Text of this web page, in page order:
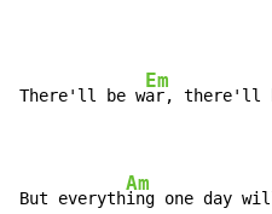
There'll be w
Em
ar, there'll
But everyth
Am
ing one day